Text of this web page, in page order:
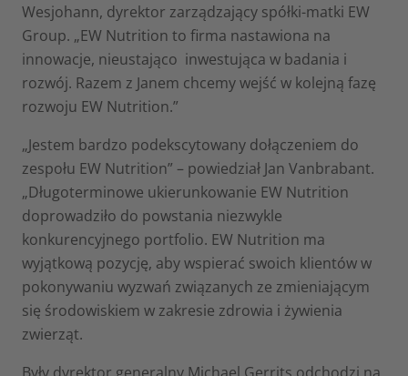
Wesjohann, dyrektor zarządzający spółki-matki EW
Group. „EW Nutrition to firma nastawiona na
innowacje, nieustająco inwestująca w badania i
rozwój. Razem z Janem chcemy wejść w kolejną fazę
rozwoju EW Nutrition.”
„Jestem bardzo podekscytowany dołączeniem do
zespołu EW Nutrition” – powiedział Jan Vanbrabant.
„Długoterminowe ukierunkowanie EW Nutrition
doprowadziło do powstania niezwykle
konkurencyjnego portfolio. EW Nutrition ma
wyjątkową pozycję, aby wspierać swoich klientów w
pokonywaniu wyzwań związanych ze zmieniającym
się środowiskiem w zakresie zdrowia i żywienia
zwierząt.